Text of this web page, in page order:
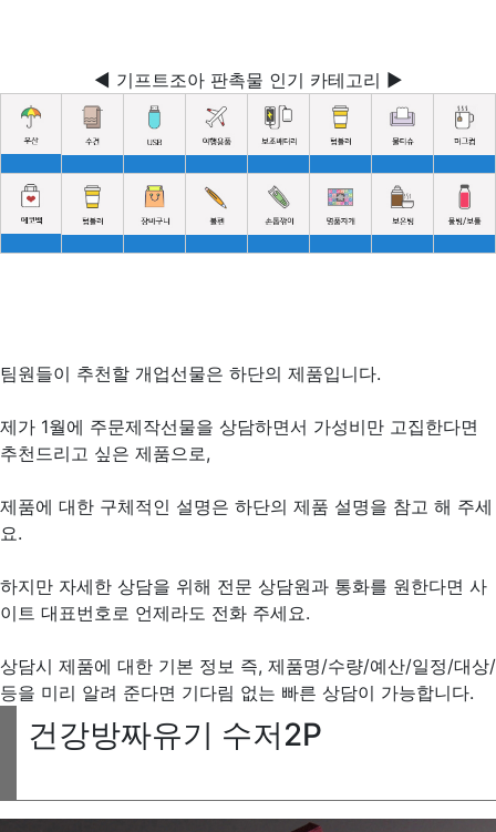
◀ 기프트조아 판촉물 인기 카테고리 ▶
팀원들이 추천할 개업선물은 하단의 제품입니다.
제가 1월에 주문제작선물을 상담하면서 가성비만 고집한다면
추천드리고 싶은 제품으로,
제품에 대한 구체적인 설명은 하단의 제품 설명을 참고 해 주세
요.
하지만 자세한 상담을 위해 전문 상담원과 통화를 원한다면 사
이트 대표번호로 언제라도 전화 주세요.
상담시 제품에 대한 기본 정보 즉, 제품명/수량/예산/일정/대상/
등을 미리 알려 준다면 기다림 없는 빠른 상담이 가능합니다.
건강방짜유기 수저2P